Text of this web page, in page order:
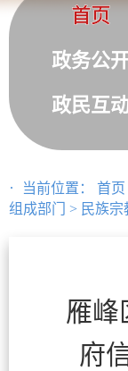
首页
政务公
政民互
当前位置： 首页
组成部门
> 民族宗
雁峰
府